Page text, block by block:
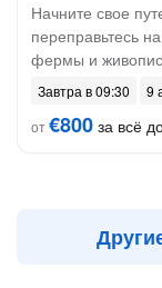
Начните свое
переправьтесь
фермы и
Завтра в 09:30
9
от€800 за всё